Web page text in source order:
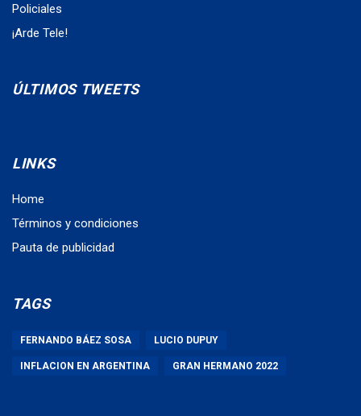
Policiales
¡Arde Tele!
ÚLTIMOS TWEETS
LINKS
Home
Términos y condiciones
Pauta de publicidad
TAGS
FERNANDO BÁEZ SOSA LUCIO DUPUY
INFLACION EN ARGENTINA GRAN HERMANO 2022